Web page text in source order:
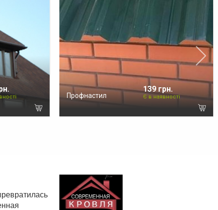
Профнастил
139 грн.
Є в наявності